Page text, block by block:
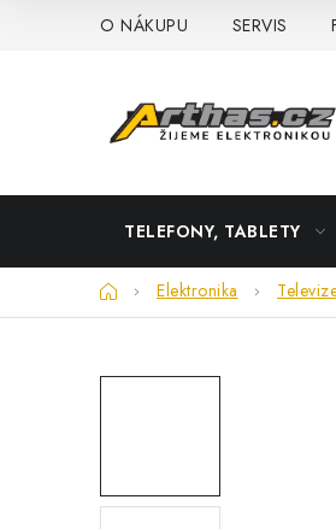
O NÁKUPU SERVIS
TELEFONY, TABLETY
DomůElektronika